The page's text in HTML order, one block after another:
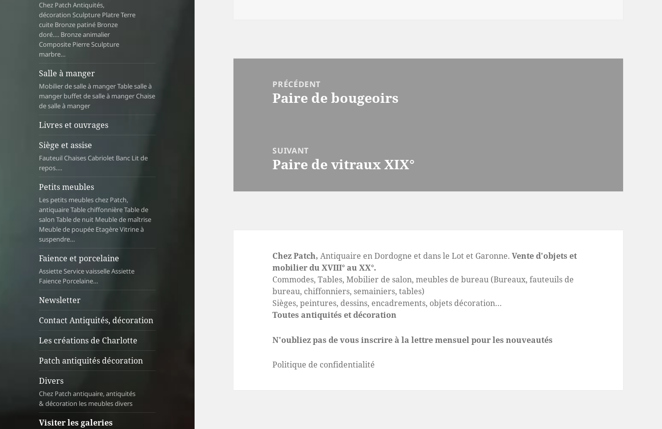
Chez Patch Antiquités,
décoration Sculpture Platre Terre
cuite Bronze patiné Bronze
doré…. Bronze animalier
Composite Pierre Sculpture
marbre…
Salle à manger
Mobilier de salle à manger Table salle à
manger buffet de salle à manger Chaise
de salle à manger
Livres et ouvrages
Siège et assise
Fauteuil Chaises Cabriolet Banc Lit de
repos….
Petits meubles
Les petits meubles chez Patch,
antiquaire Table chiffonnière Table de
salon Table de nuit Meuble de maîtrise
Meuble de poupée Etagère Vitrine à
suspendre…
Faience et porcelaine
Assiette Service vaisselle Assiette
Faience Porcelaine…
Newsletter
Contact Antiquités, décoration
Les créations de Charlotte
Patch antiquités décoration
Divers
Chez Patch antiquaire, antiquités
& décoration les meubles divers
Visiter les galeries
PRÉCÉDENT
Article
Paire de bougeoirs
SUIVANT
Article
Paire de vitraux XIX°
Chez Patch, Antiquaire en Dordogne et dans le Lot et Garonne.Vente d'objets et
mobilier du XVIII° au XX°.
Commodes, Tables, Mobilier de salon, meubles de bureau (Bureaux, fauteuils de
bureau, chiffonniers, semainiers, tables)
Sièges, peintures, dessins, encadrements, objets décoration…
Toutes antiquités et décoration
N'oubliez pas de vous inscrire à la lettre mensuel pour les nouveautés
Politique de confidentialité